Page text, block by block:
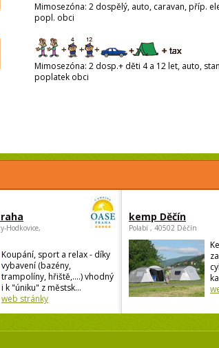
Mimosezóna: 2 dospělý, auto, caravan, příp.
popl. obci
Mimosezóna: 2 dosp.+ děti 4 a 12 let, auto,
poplatek obci
Hodkovice,
Koupání, sport a relax - díky
vybavení (bazény,
trampolíny, hřiště,....) vhodný
i k "úniku" z městsk...
web stránky
kemp Děčín
Polabí , 40502 Děčín